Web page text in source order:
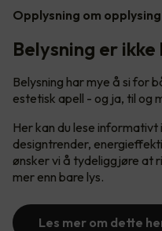
Opplysning om opplysing
Belysning er ikke
Belysning har mye å si for
estetisk apell - og ja, til og
Her kan du lese
designtrender,
ønsker vi å tydeliggjøre at
mer enn bare lys.
Les mer om dette